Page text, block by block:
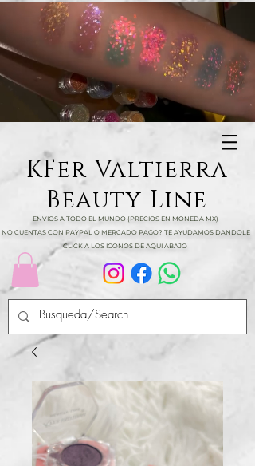
KFer Valtierra
Beauty Line
ENVIOS A TODO EL MUNDO (PRECIOS EN MONEDA MX)
NO CUENTAS CON PAYPAL O MERCADO PAGO? TE AYUDAMOS DANDOLE
CLICK A LOS ICONOS DE AQUI ABAJO